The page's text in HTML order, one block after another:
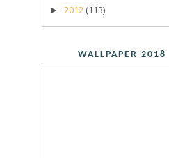
► 2012 (113)
WALLPAPER 2018